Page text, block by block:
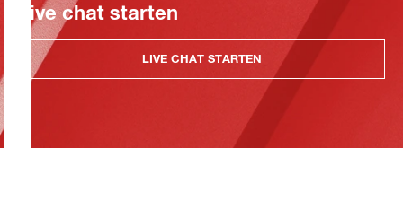
Live chat starten
LIVE CHAT STARTEN